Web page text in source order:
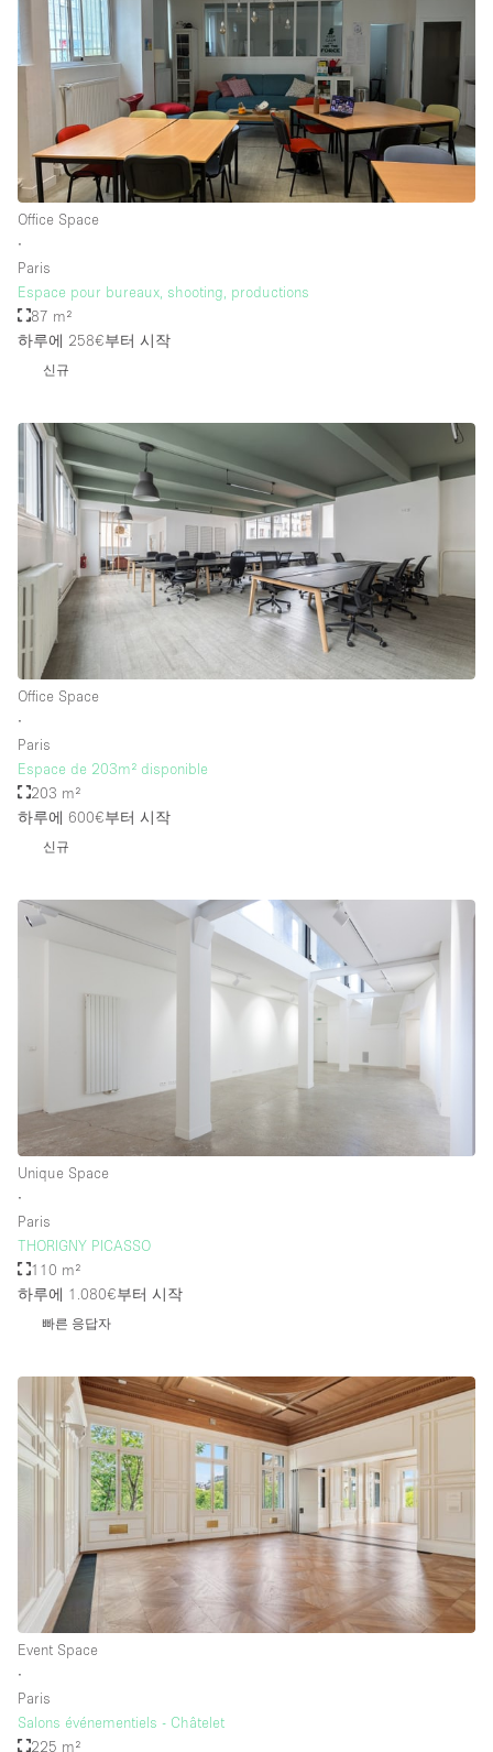
Office Space
∙
Paris
Espace pour bureaux, shooting, productions
87 m²
하루에 258€부터 시작
신규
Office Space
∙
Paris
Espace de 203m² disponible
203 m²
하루에 600€부터 시작
신규
Unique Space
∙
Paris
THORIGNY PICASSO
110 m²
하루에 1.080€부터 시작
빠른 응답자
Event Space
∙
Paris
Salons événementiels - Châtelet
225 m²